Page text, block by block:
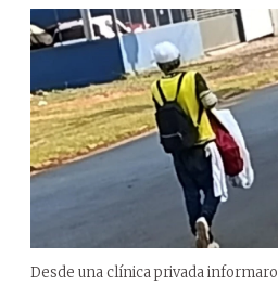
Desde una clínica privada